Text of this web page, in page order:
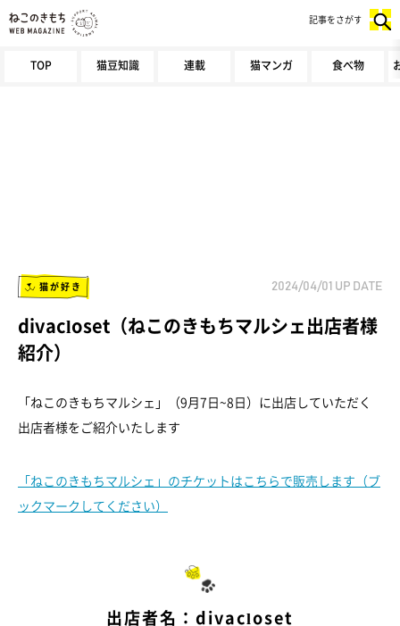
TOP 猫豆知識 連載 猫マンガ 食べ物
記事をさがす
猫が好き 2024/04/01 UP DATE
divacloset（ねこのきもちマルシェ出店者様
紹介）
「ねこのきもちマルシェ」（9月7日~8日）に出店していただく
出店者様をご紹介いたします
「ねこのきもちマルシェ」のチケットはこちらで販売します（ブ
ックマークしてください）
出店者名：divacloset